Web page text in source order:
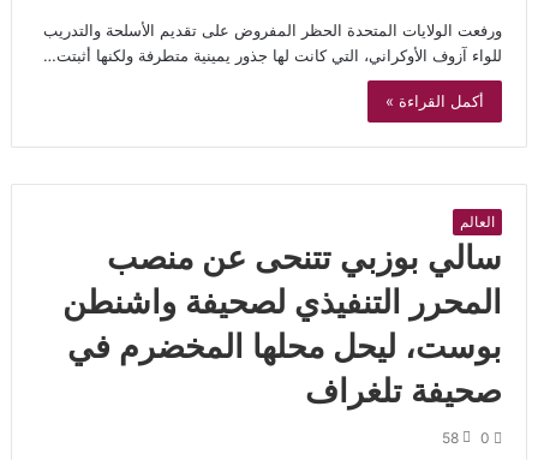
ورفعت الولايات المتحدة الحظر المفروض على تقديم الأسلحة والتدريب
للواء آزوف الأوكراني، التي كانت لها جذور يمينية متطرفة ولكنها أثبتت…
أكمل القراءة »
العالم
سالي بوزبي تتنحى عن منصب
المحرر التنفيذي لصحيفة واشنطن
بوست، ليحل محلها المخضرم في
صحيفة تلغراف
0
58